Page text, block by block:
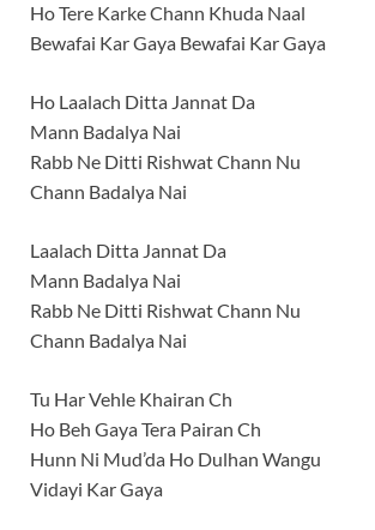
Ho Tere Karke Chann Khuda Naal
Bewafai Kar Gaya Bewafai Kar Gaya
Ho Laalach Ditta Jannat Da
Mann Badalya Nai
Rabb Ne Ditti Rishwat Chann Nu
Chann Badalya Nai
Laalach Ditta Jannat Da
Mann Badalya Nai
Rabb Ne Ditti Rishwat Chann Nu
Chann Badalya Nai
Tu Har Vehle Khairan Ch
Ho Beh Gaya Tera Pairan Ch
Hunn Ni Mud’da Ho Dulhan Wangu
Vidayi Kar Gaya